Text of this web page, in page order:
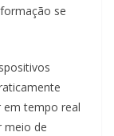
se
em tempo real
meio de